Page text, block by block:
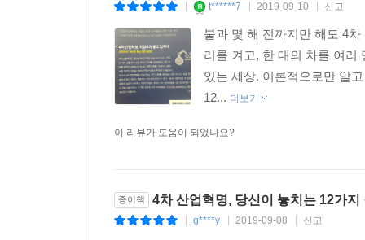
· 4차 산업혁명은 진짜 혁명이다 vs 한국만 호들갑
· 4차 산업혁명은 경제성장률을 높인다 vs 저성장
· 인공지능이 인간을 능가한다 vs 인공지능에 맡기
· 운전자 없는 세상이 온다 vs 완전한 자율주행은
· 블록체인은 미래의 화폐다 vs 블록체인은 거품이
· 미래엔 일자리가 사라진다 vs 같은 소리 200년째
· 프로그래머가 모든 일을 다 한다 vs 모든 사람이
t******7 2019-09-10 신고
불과 몇 해 전까지만 해도 4
러를 켜고, 한 대의 차를 여러
있는 세상. 이론적으로만 알
12... 더보기
이 리뷰가 도움이 되었나요?
종이책 4차 산업혁명, 당신이 놓치는 12가지
g****y 2019-09-08 신고